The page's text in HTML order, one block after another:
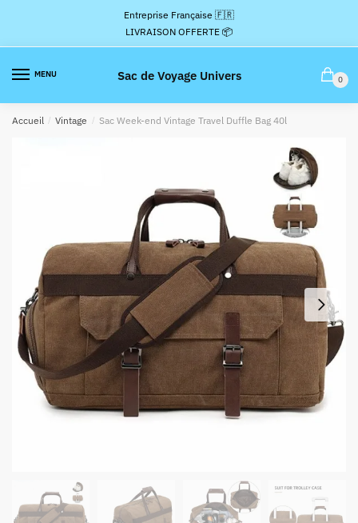
la
navigation
contenu
Entreprise Française 🇫🇷
LIVRAISON OFFERTE 📦
MENU Sac de Voyage Univers 0
Accueil / Vintage / Sac Week-end Vintage Travel Duffle Bag 40l